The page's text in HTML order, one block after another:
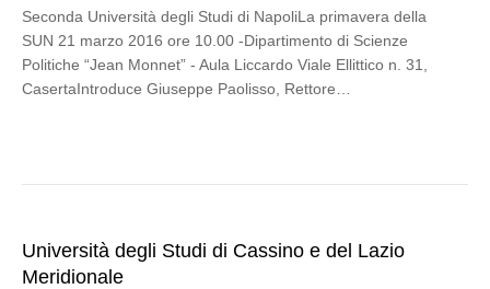
Seconda Università degli Studi di NapoliLa primavera della
SUN 21 marzo 2016 ore 10.00 -Dipartimento di Scienze
Politiche “Jean Monnet” - Aula Liccardo Viale Ellittico n. 31,
CasertaIntroduce Giuseppe Paolisso, Rettore…
Università degli Studi di Cassino e del Lazio
Meridionale